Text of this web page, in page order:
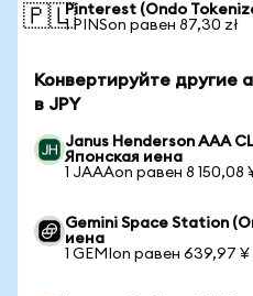
🇵🇱Pinterest (Ondo
1 PINSon равен 87,30 zł
Конвертируйте другие
в JPY
Janus Henderson AAA
Японская иена
1 JAAAon равен 8 150,08
Gemini Space Station
иена
1 GEMIon равен 639,97 ¥